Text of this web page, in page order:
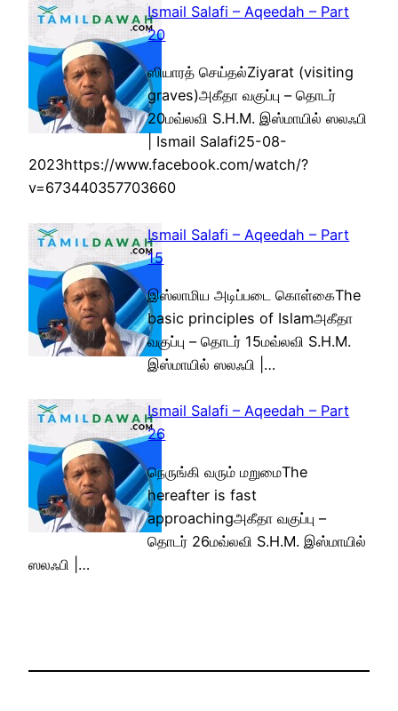
Ismail Salafi – Aqeedah – Part
20
ஸியாரத் செய்தல்Ziyarat (visiting
graves)அகீதா வகுப்பு – தொடர்
20மவ்லவி S.H.M. இஸ்மாயில் ஸலஃபி
| Ismail Salafi25-08-
2023https://www.facebook.com/watch/?
v=673440357703660
Ismail Salafi – Aqeedah – Part
15
இஸ்லாமிய அடிப்படை கொள்கைThe
basic principles of Islamஅகீதா
வகுப்பு – தொடர் 15மவ்லவி S.H.M.
இஸ்மாயில் ஸலஃபி |…
Ismail Salafi – Aqeedah – Part
26
நெருங்கி வரும் மறுமைThe
hereafter is fast
approachingஅகீதா வகுப்பு –
தொடர் 26மவ்லவி S.H.M. இஸ்மாயில்
ஸலஃபி |…